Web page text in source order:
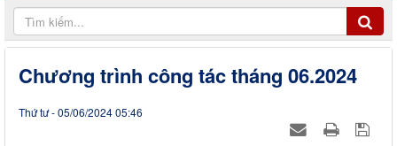
Chương trình công tác tháng 06.2024
Thứ tư - 05/06/2024 05:46